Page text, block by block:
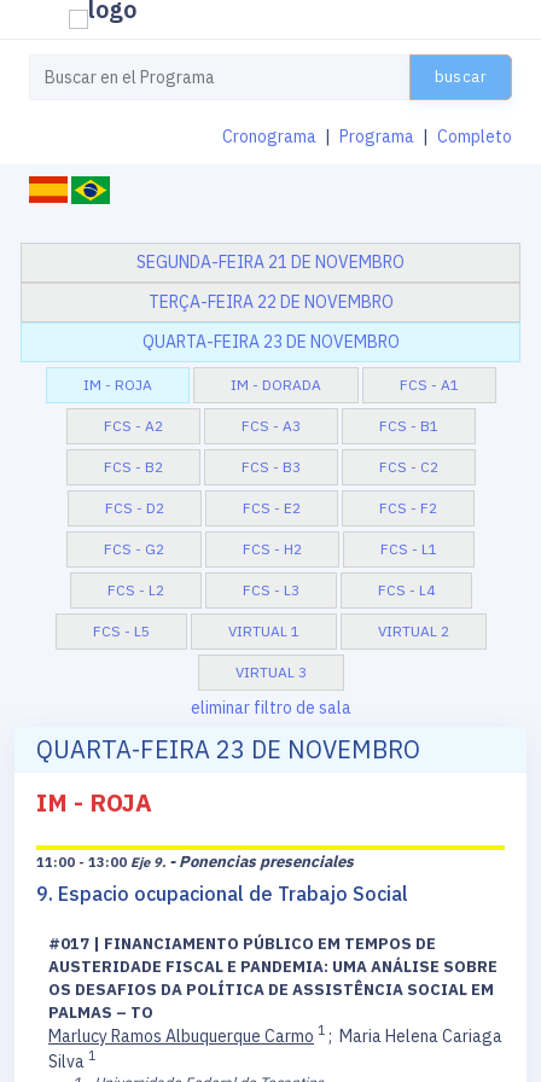
buscar
Cronograma | Programa | Completo
SEGUNDA-FEIRA 21 DE NOVEMBRO
TERÇA-FEIRA 22 DE NOVEMBRO
QUARTA-FEIRA 23 DE NOVEMBRO
IM - ROJA IM - DORADA FCS - A1
FCS - A2 FCS - A3 FCS - B1
FCS - B2 FCS - B3 FCS - C2
FCS - D2 FCS - E2 FCS - F2
FCS - G2 FCS - H2 FCS - L1
FCS - L2 FCS - L3 FCS - L4
FCS - L5 VIRTUAL 1 VIRTUAL 2
VIRTUAL 3
eliminar filtro de sala
QUARTA-FEIRA 23 DE NOVEMBRO
IM - ROJA
11:00 - 13:00 Eje 9. - Ponencias presenciales
9. Espacio ocupacional de Trabajo Social
#017 | FINANCIAMENTO PÚBLICO EM TEMPOS DE
AUSTERIDADE FISCAL E PANDEMIA: UMA ANÁLISE SOBRE
OS DESAFIOS DA POLÍTICA DE ASSISTÊNCIA SOCIAL EM
PALMAS – TO
Marlucy Ramos Albuquerque Carmo 1 ; Maria Helena Cariaga
Silva 1